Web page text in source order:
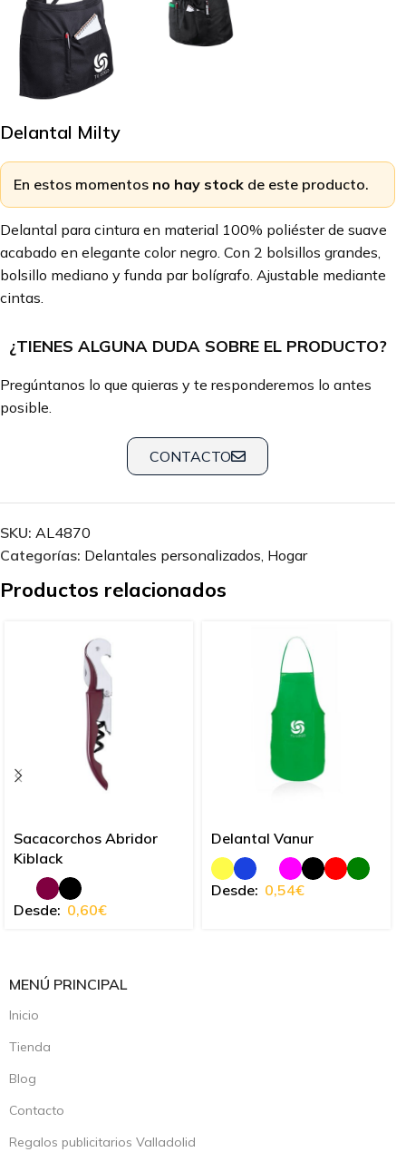
Delantal Milty
En estos momentos no hay stock de este producto.
Delantal para cintura en material 100% poliéster de suave
acabado en elegante color negro. Con 2 bolsillos grandes,
bolsillo mediano y funda par bolígrafo. Ajustable mediante
cintas.
¿TIENES ALGUNA DUDA SOBRE EL PRODUCTO?
Pregúntanos lo que quieras y te responderemos lo antes
posible.
CONTACTO
SKU: AL4870
Categorías: Delantales personalizados, Hogar
Productos relacionados
Sacacorchos Abridor
Kiblack
Desde: 0,60€
Delantal Vanur
Desde: 0,54€
MENÚ PRINCIPAL
Inicio
Tienda
Blog
Contacto
Regalos publicitarios Valladolid